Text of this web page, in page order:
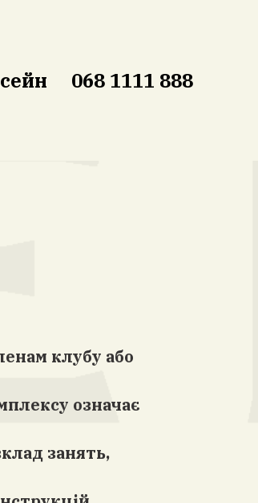
068 1111 888
клубу або
означає
занять,